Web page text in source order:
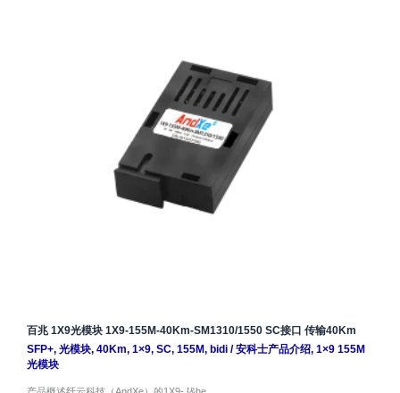
百兆 1X9光模块 1X9-155M-40Km-SM1310/1550 SC接口 传输40Km
SFP+, 光模块, 40Km, 1×9, SC, 155M, bidi/安科士产品介绍, 1×9 155M
光模块